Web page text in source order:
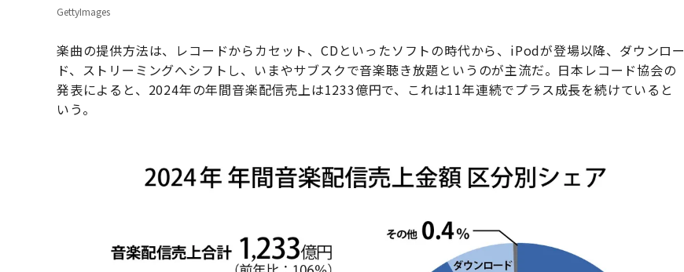
GettyImages
楽曲の提供方法は、レコードからカセット、CDといったソフトの時代から、iPodが登場以降、ダウンロー
ド、ストリーミングへシフトし、いまやサブスクで音楽聴き放題というのが主流だ。日本レコード協会の
発表によると、2024年の年間音楽配信売上は1233億円で、これは11年連続でプラス成長を続けていると
いう。